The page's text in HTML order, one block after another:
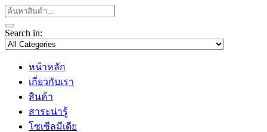
Search in:
หน้าหลัก
เกี่ยวกับเรา
สินค้า
สาระน่ารู้
โซเซีลมีเดีย